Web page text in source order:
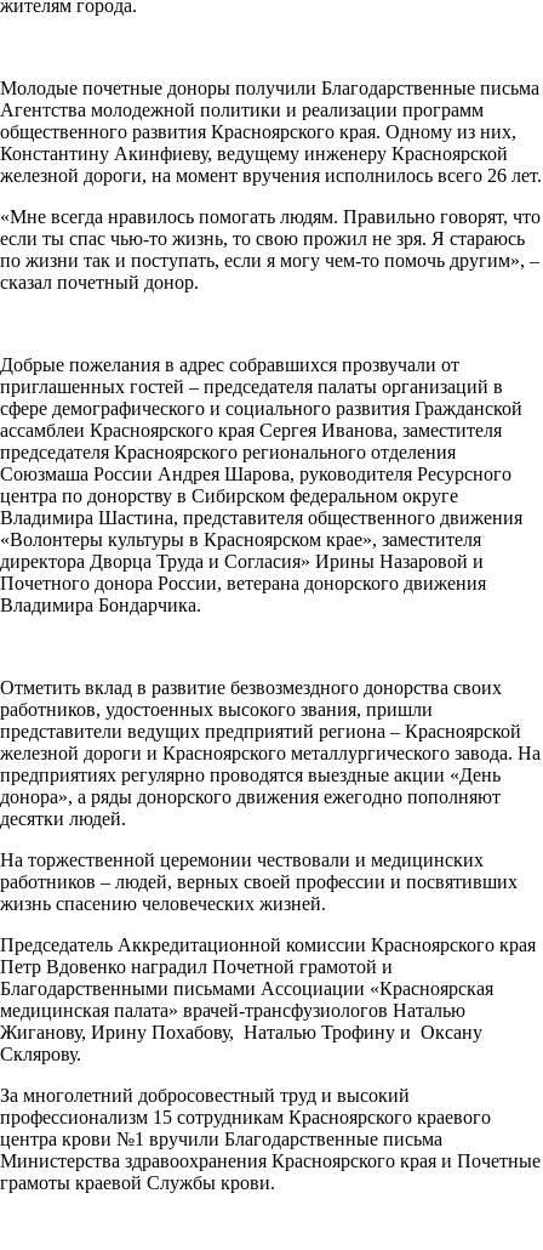
жителям города.
Молодые почетные доноры получили Благодарственные письма
Агентства молодежной политики и реализации программ
общественного развития Красноярского края. Одному из них,
Константину Акинфиеву, ведущему инженеру Красноярской
железной дороги, на момент вручения исполнилось всего 26 лет.
«Мне всегда нравилось помогать людям. Правильно говорят, что
если ты спас чью-то жизнь, то свою прожил не зря. Я стараюсь
по жизни так и поступать, если я могу чем-то помочь другим», –
сказал почетный донор.
Добрые пожелания в адрес собравшихся прозвучали от
приглашенных гостей – председателя палаты организаций в
сфере демографического и социального развития Гражданской
ассамблеи Красноярского края Сергея Иванова, заместителя
председателя Красноярского регионального отделения
Союзмаша России Андрея Шарова, руководителя Ресурсного
центра по донорству в Сибирском федеральном округе
Владимира Шастина, представителя общественного движения
«Волонтеры культуры в Красноярском крае», заместителя
директора Дворца Труда и Согласия» Ирины Назаровой и
Почетного донора России, ветерана донорского движения
Владимира Бондарчика.
Отметить вклад в развитие безвозмездного донорства своих
работников, удостоенных высокого звания, пришли
представители ведущих предприятий региона ­– Красноярской
железной дороги и Красноярского металлургического завода. На
предприятиях регулярно проводятся выездные акции «День
донора», а ряды донорского движения ежегодно пополняют
десятки людей.
На торжественной церемонии чествовали и медицинских
работников – людей, верных своей профессии и посвятивших
жизнь спасению человеческих жизней.
Председатель Аккредитационной комиссии Красноярского края
Петр Вдовенко наградил Почетной грамотой и
Благодарственными письмами Ассоциации «Красноярская
медицинская палата» врачей-трансфузиологов Наталью
Жиганову, Ирину Похабову, Наталью Трофину и Оксану
Склярову.
За многолетний добросовестный труд и высокий
профессионализм 15 сотрудникам Красноярского краевого
центра крови №1 вручили Благодарственные письма
Министерства здравоохранения Красноярского края и Почетные
грамоты краевой Службы крови.